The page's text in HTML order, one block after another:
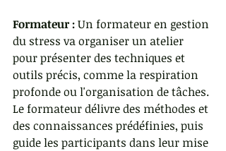
Formateur : Un formateur en gestion
du stress va organiser un atelier
pour présenter des techniques et
outils précis, comme la respiration
profonde ou l'organisation de tâches.
Le formateur délivre des méthodes et
des connaissances prédéfinies, puis
guide les participants dans leur mise